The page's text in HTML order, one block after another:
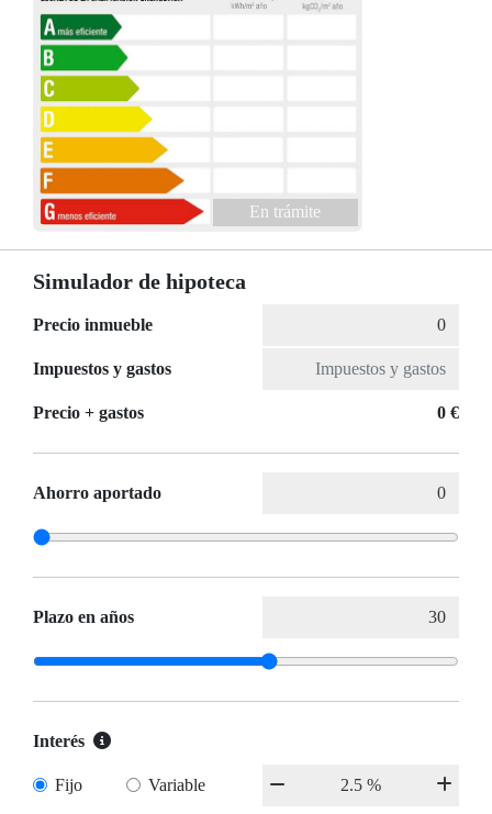
En trámite
Simulador de hipoteca
Precio inmueble
Impuestos y gastos
Precio + gastos 0 €
Ahorro aportado
Plazo en años
Interés
Fijo Variable